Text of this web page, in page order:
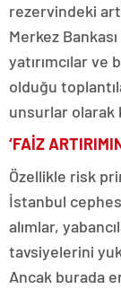
rezervindeki
Merkez Bankası
yatırımcılar ve
olduğu
unsurlar olarak
‘FAİZ
Özellikle risk
İstanbul
alımlar,
tavsiyelerini
Ancak burada